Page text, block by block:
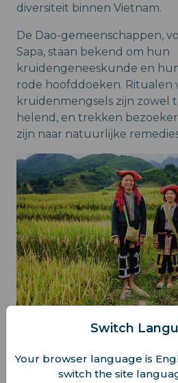
diversiteit binnen Vietnam.
De Dao-gemeenschappen,
Sapa, staan bekend om hun
kruidengeneeskunde en
rode hoofddoeken. Ritualen
kruidenmengsels zijn zowel
helend, en trekken
zijn naar natuurlijke
Deze praktijk onderstreept
en kennis die is
Switch
Your browser language is
switch the site